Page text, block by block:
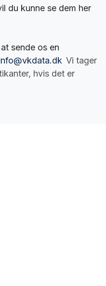
du kunne se dem her
sende os en
Vi tager
hvis det er